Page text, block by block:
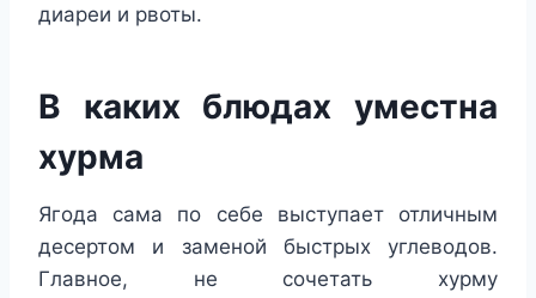
диареи и рвоты.
В каких блюдах уместна
хурма
Ягода сама по себе выступает отличным
десертом и заменой быстрых углеводов.
Главное, не сочетать хурму